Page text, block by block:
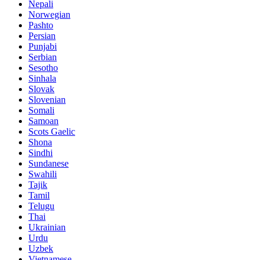
Nepali
Norwegian
Pashto
Persian
Punjabi
Serbian
Sesotho
Sinhala
Slovak
Slovenian
Somali
Samoan
Scots Gaelic
Shona
Sindhi
Sundanese
Swahili
Tajik
Tamil
Telugu
Thai
Ukrainian
Urdu
Uzbek